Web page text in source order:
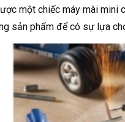
một chiếc máy mài mini
sản phẩm để có sự lựa